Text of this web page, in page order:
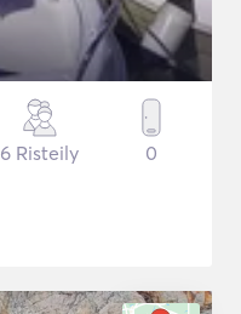
6 Risteily 0